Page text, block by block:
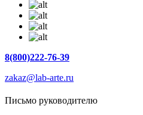
8(800)222-76-39
zakaz@lab-arte.ru
Письмо руководителю